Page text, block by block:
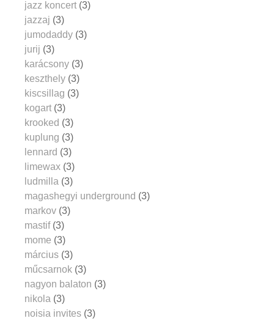
jazz koncert (3)
jazzaj (3)
jumodaddy (3)
jurij (3)
karácsony (3)
keszthely (3)
kiscsillag (3)
kogart (3)
krooked (3)
kuplung (3)
lennard (3)
limewax (3)
ludmilla (3)
magashegyi underground (3)
markov (3)
mastif (3)
mome (3)
március (3)
műcsarnok (3)
nagyon balaton (3)
nikola (3)
noisia invites (3)